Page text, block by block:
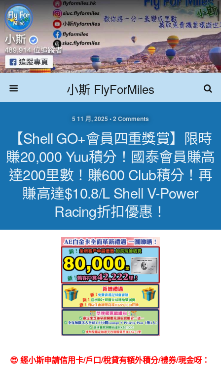
小斯 FlyForMiles
5 11 月, 2025 • 2 Comments
【Shell GO+會員四重獎賞】限時
賺20,000 Yuu積分！國泰會員賺高
達200里數！賺600 Club積分！再
賺高達$10.8/L Shell V-Power
Racing折扣優惠！
😍 經小斯申請信用卡/戶口/稅貸有額外積分/禮券/現金呀：